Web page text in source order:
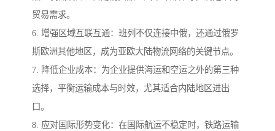
贸易需求。
6. 增强区域互联互通：班列不仅连接中俄，还通过俄罗
斯欧洲其他地区，成为亚欧大陆物流网络的关键节点。
7. 降低企业成本：为企业提供海运和空运之外的第三种
选择，平衡运输成本与时效，尤其适合内陆地区进出
口。
8. 应对国际形势变化：在国际航运不稳定时，铁路运输